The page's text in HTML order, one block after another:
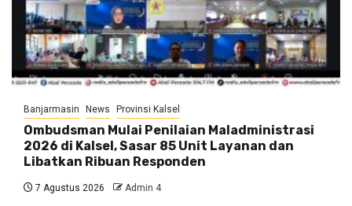
Banjarmasin News Provinsi Kalsel
Ombudsman Mulai Penilaian Maladministrasi
2026 di Kalsel, Sasar 85 Unit Layanan dan
Libatkan Ribuan Responden
7 Agustus 2026 Admin 4